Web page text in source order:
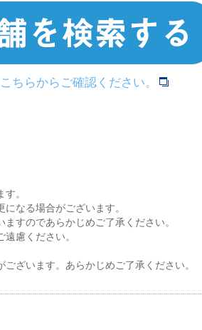
ちらからご確認ください。
。
なる場合がございます。
すのであらかじめご了承ください。
慮ください。
ざいます。あらかじめご了承ください。